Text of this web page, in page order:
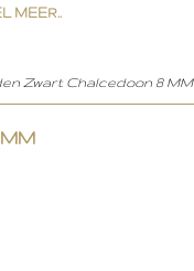
MEER..
Zwart Chalcedoon 8 MM